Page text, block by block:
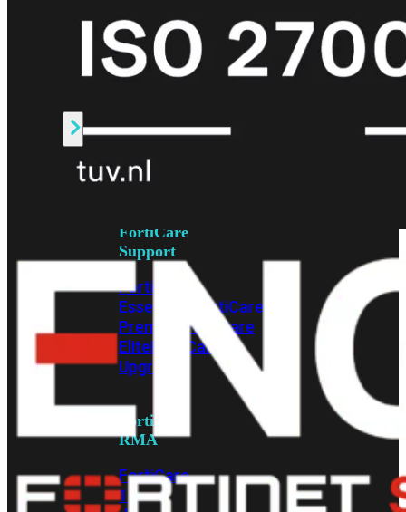
80F FortiWiFi
81F
Alle
Licenties
FortiCare
Support
FortiCare
Essentials
FortiCare
Premium
FortiCare
EliteFortiCare
Upgrades
FortiCare
RMA
FortiCare
1